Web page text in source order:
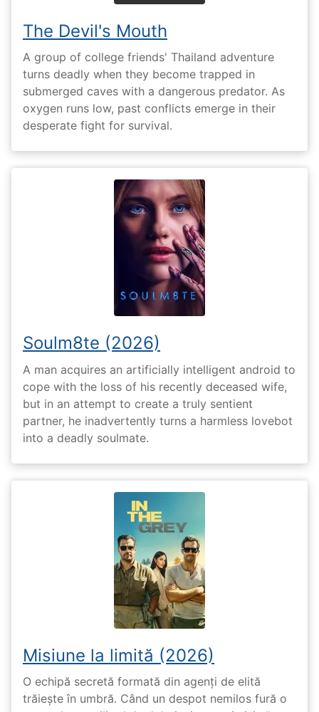
The Devil's Mouth
A group of college friends' Thailand adventure
turns deadly when they become trapped in
submerged caves with a dangerous predator. As
oxygen runs low, past conflicts emerge in their
desperate fight for survival.
Soulm8te (2026)
A man acquires an artificially intelligent android to
cope with the loss of his recently deceased wife,
but in an attempt to create a truly sentient
partner, he inadvertently turns a harmless lovebot
into a deadly soulmate.
Misiune la limită (2026)
O echipă secretă formată din agenți de elită
trăiește în umbră. Când un despot nemilos fură o